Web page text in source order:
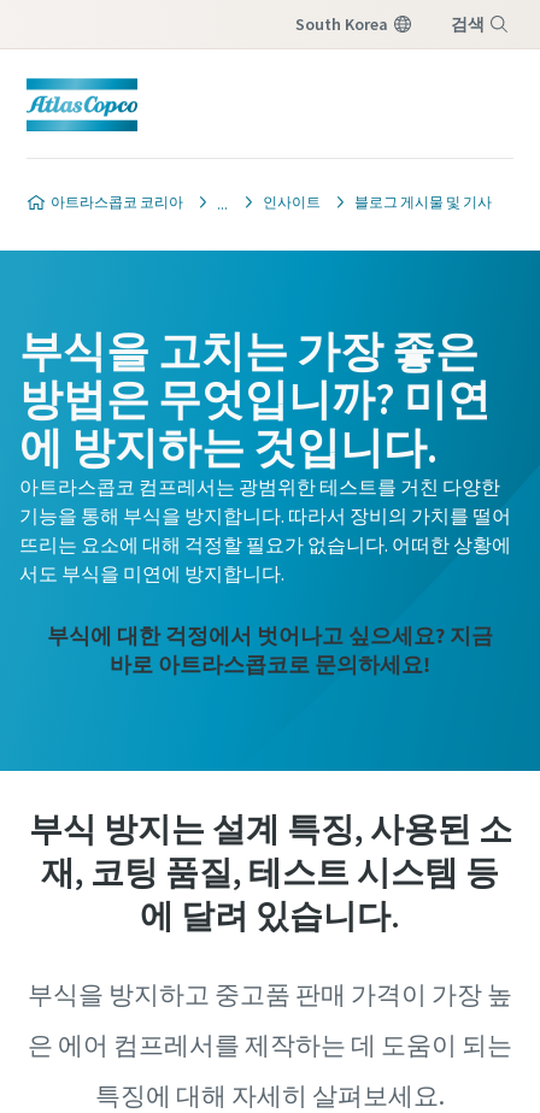
South Korea 검색
아트라스콥코 코리아 인사이트 블로그 게시물 및 기사
부식을 고치는 가장 좋은
방법은 무엇입니까? 미연
에 방지하는 것입니다.
아트라스콥코 컴프레서는 광범위한 테스트를 거친 다양한
기능을 통해 부식을 방지합니다. 따라서 장비의 가치를 떨어
뜨리는 요소에 대해 걱정할 필요가 없습니다. 어떠한 상황에
서도 부식을 미연에 방지합니다.
부식에 대한 걱정에서 벗어나고 싶으세요? 지금
바로 아트라스콥코로 문의하세요!
부식 방지는 설계 특징, 사용된 소
재, 코팅 품질, 테스트 시스템 등
에 달려 있습니다.
부식을 방지하고 중고품 판매 가격이 가장 높
은 에어 컴프레서를 제작하는 데 도움이 되는
특징에 대해 자세히 살펴보세요.